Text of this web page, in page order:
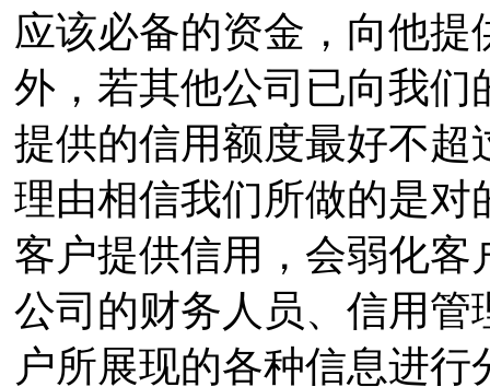
应该必备的资金，向他
外，若其他公司已向我
提供的信用额度最好不
理由相信我们所做的是
客户提供信用，会弱化
公司的财务人员、信用
户所展现的各种信息进